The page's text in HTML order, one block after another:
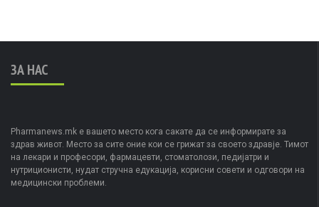
ЗА НАС
Pharmanews.mk е вашето место кога сакате да се информирате за
здрав живот. Место за сите оние кои се грижат за своето здравје. Тимот
на лекари и професори, фармацевти, стоматолози, педијатри и
нутриционисти, нудат стручна едукација, корисни совети и одговори на
медицински проблеми.